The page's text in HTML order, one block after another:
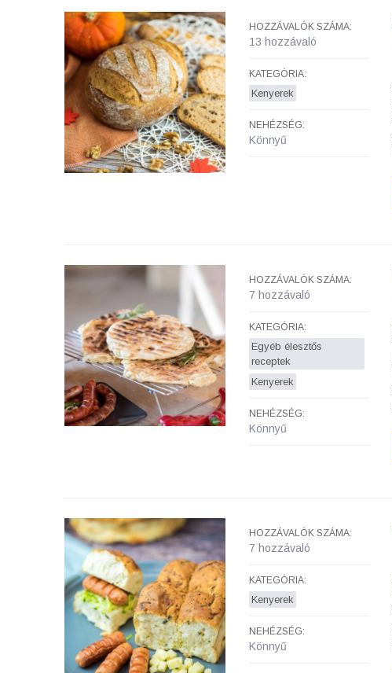
HOZZÁVALÓK SZÁMA:
13 hozzávaló
KATEGÓRIA:
Kenyerek
NEHÉZSÉG:
Könnyű
HOZZÁVALÓK SZÁMA:
7 hozzávaló
KATEGÓRIA:
Egyéb élesztős
receptek
Kenyerek
NEHÉZSÉG:
Könnyű
HOZZÁVALÓK SZÁMA:
7 hozzávaló
KATEGÓRIA:
Kenyerek
NEHÉZSÉG:
Könnyű